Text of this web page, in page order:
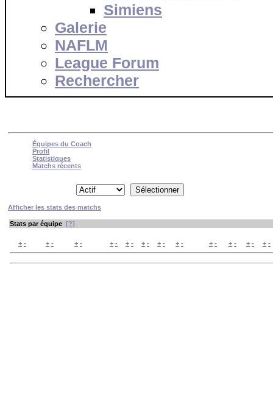
Simiens
Galerie
NAFLM
League Forum
Rechercher
Équipes du Coach
Profil
Statistiques
Matchs récents
Afficher les stats des matchs
Stats par équipe [?]
+ - + - + - + - + - + - + - + - + - + - + - + -